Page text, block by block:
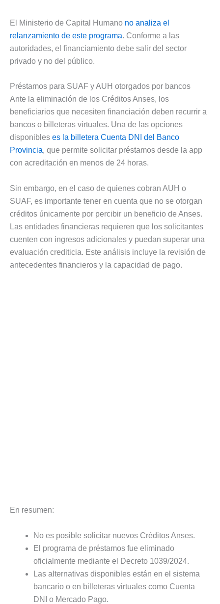
El Ministerio de Capital Humano no analiza el
relanzamiento de este programa. Conforme a las
autoridades, el financiamiento debe salir del sector
privado y no del público.
Préstamos para SUAF y AUH otorgados por bancos
Ante la eliminación de los Créditos Anses, los
beneficiarios que necesiten financiación deben recurrir a
bancos o billeteras virtuales. Una de las opciones
disponibles es la billetera Cuenta DNI del Banco
Provincia, que permite solicitar préstamos desde la app
con acreditación en menos de 24 horas.
Sin embargo, en el caso de quienes cobran AUH o
SUAF, es importante tener en cuenta que no se otorgan
créditos únicamente por percibir un beneficio de Anses.
Las entidades financieras requieren que los solicitantes
cuenten con ingresos adicionales y puedan superar una
evaluación crediticia. Este análisis incluye la revisión de
antecedentes financieros y la capacidad de pago.
En resumen:
No es posible solicitar nuevos Créditos Anses.
El programa de préstamos fue eliminado
oficialmente mediante el Decreto 1039/2024.
Las alternativas disponibles están en el sistema
bancario o en billeteras virtuales como Cuenta
DNI o Mercado Pago.